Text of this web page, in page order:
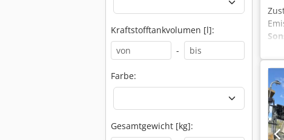
Kraftstofftankvolumen [l]:
-
Farbe:
Gesamtgewicht [kg]: